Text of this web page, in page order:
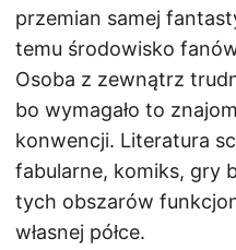
przemian samej
temu środowisko
Osoba z zewnątrz
bo wymagało to
konwencji. Literatura
fabularne, komiks, gry
tych obszarów
własnej półce.